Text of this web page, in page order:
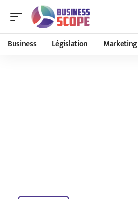
Business Législation Marketing